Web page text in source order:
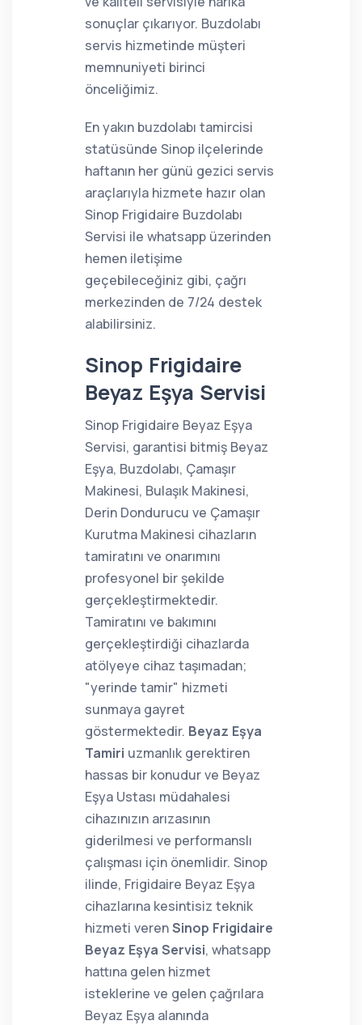
sonuçlar çıkarıyor. Buzdolabı
servis hizmetinde müşteri
memnuniyeti birinci
önceliğimiz.
En yakın buzdolabı tamircisi
statüsünde Sinop ilçelerinde
haftanın her günü gezici servis
araçlarıyla hizmete hazır olan
Sinop Frigidaire Buzdolabı
Servisi ile whatsapp üzerinden
hemen iletişime
geçebileceğiniz gibi, çağrı
merkezinden de 7/24 destek
alabilirsiniz.
Sinop Frigidaire
Beyaz Eşya Servisi
Sinop Frigidaire Beyaz Eşya
Servisi, garantisi bitmiş Beyaz
Eşya, Buzdolabı, Çamaşır
Makinesi, Bulaşık Makinesi,
Derin Dondurucu ve Çamaşır
Kurutma Makinesi cihazların
tamiratını ve onarımını
profesyonel bir şekilde
gerçekleştirmektedir.
Tamiratını ve bakımını
gerçekleştirdiği cihazlarda
atölyeye cihaz taşımadan;
"yerinde tamir" hizmeti
sunmaya gayret
göstermektedir. Beyaz Eşya
Tamiri uzmanlık gerektiren
hassas bir konudur ve Beyaz
Eşya Ustası müdahalesi
cihazınızın arızasının
giderilmesi ve performanslı
çalışması için önemlidir. Sinop
ilinde, Frigidaire Beyaz Eşya
cihazlarına kesintisiz teknik
hizmeti verenSinop Frigidaire
Beyaz Eşya Servisi, whatsapp
hattına gelen hizmet
isteklerine ve gelen çağrılara
Beyaz Eşya alanında